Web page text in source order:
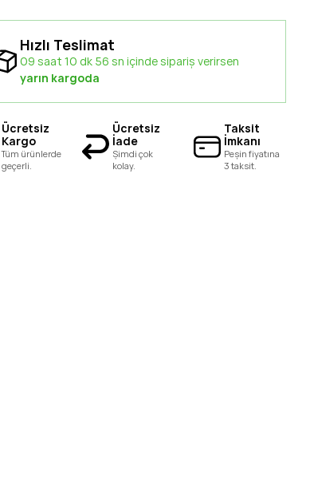
Hızlı Teslimat
09 saat 10 dk 55 sn içinde sipariş verirsen
yarın kargoda
Ücretsiz
Kargo
Tüm ürünlerde
geçerli.
Ücretsiz
İade
Şimdi çok
kolay.
Taksit
İmkanı
Peşin fiyatına
3 taksit.